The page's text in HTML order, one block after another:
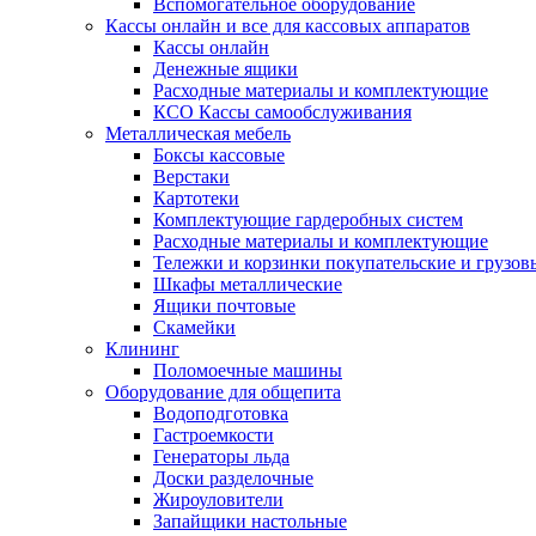
Вспомогательное оборудование
Кассы онлайн и все для кассовых аппаратов
Кассы онлайн
Денежные ящики
Расходные материалы и комплектующие
КСО Кассы самообслуживания
Металлическая мебель
Боксы кассовые
Верстаки
Картотеки
Комплектующие гардеробных систем
Расходные материалы и комплектующие
Тележки и корзинки покупательские и
Шкафы металлические
Ящики почтовые
Скамейки
Клининг
Поломоечные машины
Оборудование для общепита
Водоподготовка
Гастроемкости
Генераторы льда
Доски разделочные
Жироуловители
Запайщики настольные